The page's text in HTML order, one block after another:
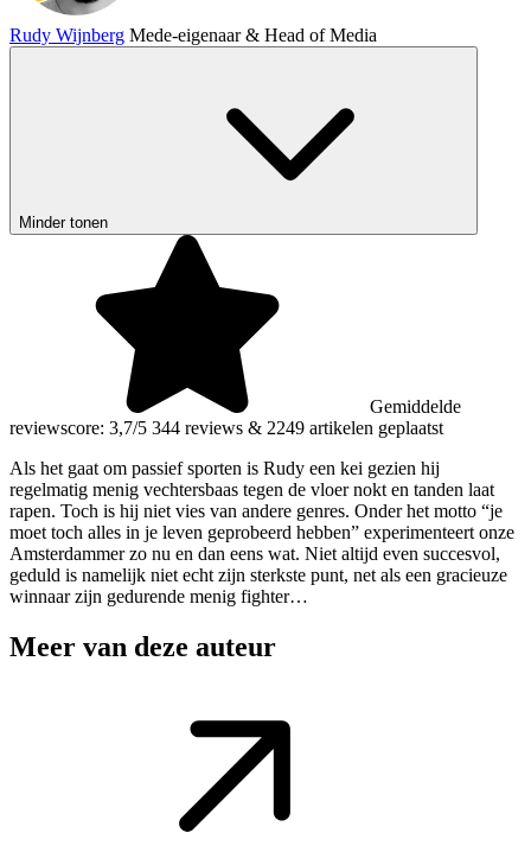
Rudy Wijnberg Mede-eigenaar & Head of Media
Minder tonen
Gemiddelde
reviewscore: 3,7/5 344 reviews & 2249 artikelen geplaatst
Als het gaat om passief sporten is Rudy een kei gezien hij
regelmatig menig vechtersbaas tegen de vloer nokt en tanden laat
rapen. Toch is hij niet vies van andere genres. Onder het motto “je
moet toch alles in je leven geprobeerd hebben” experimenteert onze
Amsterdammer zo nu en dan eens wat. Niet altijd even succesvol,
geduld is namelijk niet echt zijn sterkste punt, net als een gracieuze
winnaar zijn gedurende menig fighter…
Meer van deze auteur